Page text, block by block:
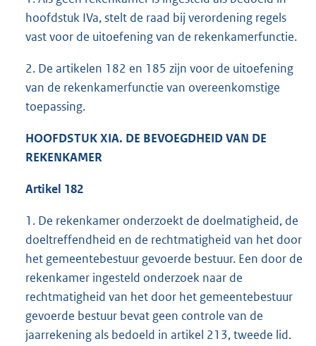
hoofdstuk IVa, stelt de raad bij verordening regels
vast voor de uitoefening van de rekenkamerfunctie.
2. De artikelen 182 en 185 zijn voor de uitoefening
van de rekenkamerfunctie van overeenkomstige
toepassing.
HOOFDSTUK XIA. DE BEVOEGDHEID VAN DE
REKENKAMER
Artikel 182
1. De rekenkamer onderzoekt de doelmatigheid, de
doeltreffendheid en de rechtmatigheid van het door
het gemeentebestuur gevoerde bestuur. Een door de
rekenkamer ingesteld onderzoek naar de
rechtmatigheid van het door het gemeentebestuur
gevoerde bestuur bevat geen controle van de
jaarrekening als bedoeld in artikel 213, tweede lid.